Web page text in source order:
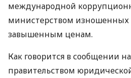
международной
министерством
завышенным ценам.
Как говорится в сообщении
правительством